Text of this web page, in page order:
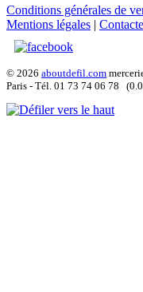
Conditions générales de
Mentions légales |
© 2026 aboutdefil.com
Paris - Tél. 01 73 74 06 78